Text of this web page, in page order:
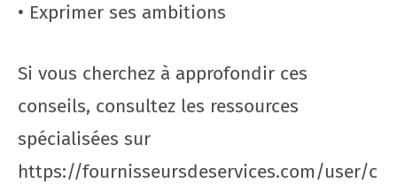
• Exprimer ses ambitions
Si vous cherchez à approfondir ces
conseils, consultez les ressources
spécialisées sur
https://fournisseursdeservices.com/user/c